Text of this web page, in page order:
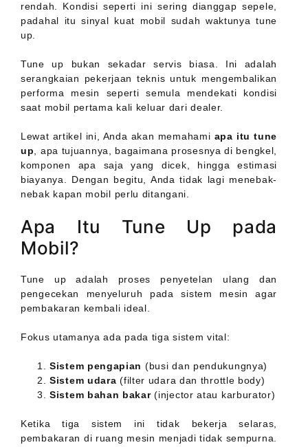
rendah. Kondisi seperti ini sering dianggap sepele,
padahal itu sinyal kuat mobil sudah waktunya tune
up.
Tune up bukan sekadar servis biasa. Ini adalah
serangkaian pekerjaan teknis untuk mengembalikan
performa mesin seperti semula mendekati kondisi
saat mobil pertama kali keluar dari dealer.
Lewat artikel ini, Anda akan memahami apa itu tune
up, apa tujuannya, bagaimana prosesnya di bengkel,
komponen apa saja yang dicek, hingga estimasi
biayanya. Dengan begitu, Anda tidak lagi menebak-
nebak kapan mobil perlu ditangani.
Apa Itu Tune Up pada
Mobil?
Tune up adalah proses penyetelan ulang dan
pengecekan menyeluruh pada sistem mesin agar
pembakaran kembali ideal.
Fokus utamanya ada pada tiga sistem vital:
Sistem pengapian (busi dan pendukungnya)
Sistem udara (filter udara dan throttle body)
Sistem bahan bakar(injector atau karburator)
Ketika tiga sistem ini tidak bekerja selaras,
pembakaran di ruang mesin menjadi tidak sempurna.